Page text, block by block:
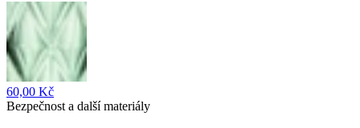
60,00 Kč
Bezpečnost a další materiály